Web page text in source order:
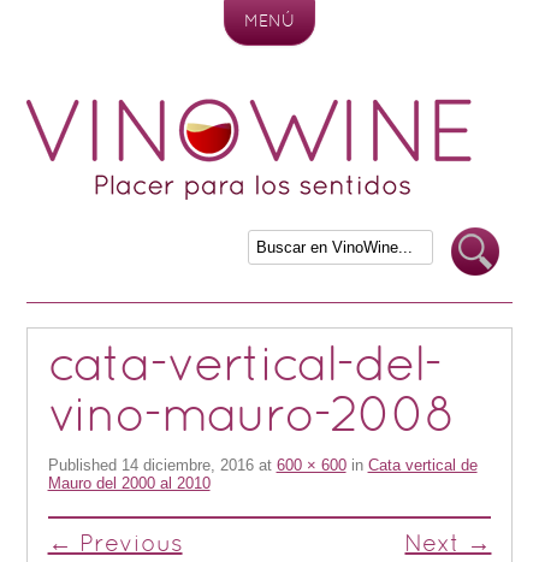
MENÚ
cata-vertical-del-
vino-mauro-2008
Published 14 diciembre, 2016at 600 × 600in Cata vertical de
Mauro del 2000 al 2010
← Previous Next →